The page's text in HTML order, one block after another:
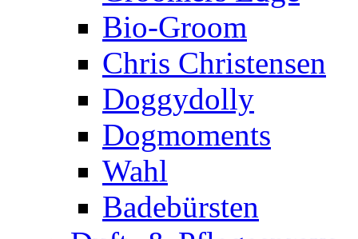
Bio-Groom
Chris Christensen
Doggydolly
Dogmoments
Wahl
Badebürsten